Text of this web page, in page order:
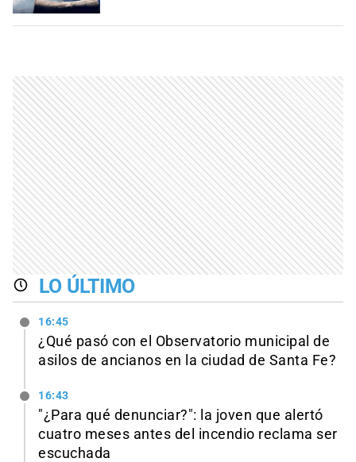
LO ÚLTIMO
16:45
¿Qué pasó con el Observatorio municipal de
asilos de ancianos en la ciudad de Santa Fe?
16:43
"¿Para qué denunciar?": la joven que alertó
cuatro meses antes del incendio reclama ser
escuchada